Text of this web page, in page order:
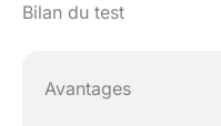
Bilan du test
Avantages